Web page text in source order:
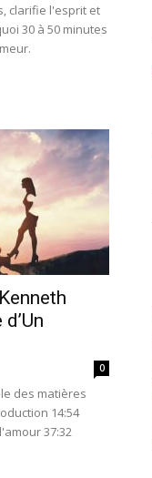
clarifie l'esprit et
30 à 50 minutes
0
des matières
14:54
37:32